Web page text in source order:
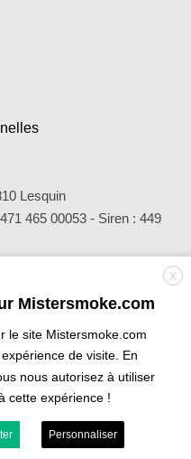
Lesquin
465 00053 - Siren : 449
au 03 20 90 56 55 du
Bank
Transfer
Visa
Visa
Electron
X
Mistersmoke.com
le site Mistersmoke.com
de visite. En
nous autorisez à utiliser
cette expérience !
Personnaliser